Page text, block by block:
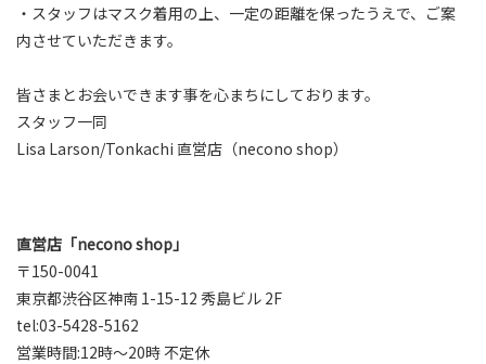
・スタッフはマスク着用の上、一定の距離を保ったうえで、ご案
内させていただきます。
皆さまとお会いできます事を心まちにしております。
スタッフ一同
Lisa Larson/Tonkachi 直営店（necono shop）
直営店「necono shop」
〒150-0041
東京都渋谷区神南 1-15-12 秀島ビル 2F
tel:03-5428-5162
営業時間:12時～20時 不定休